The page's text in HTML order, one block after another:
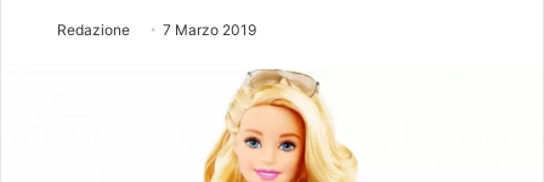
Redazione 7 Marzo 2019